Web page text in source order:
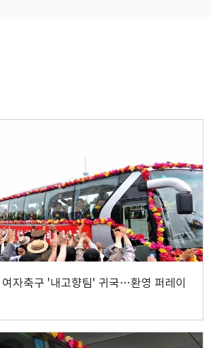
자축구 '내고향팀' 귀국…환영 퍼레이